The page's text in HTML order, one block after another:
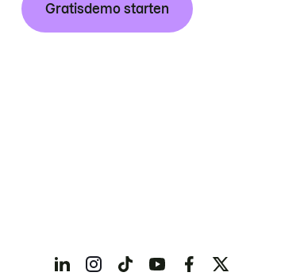
Gratisdemo starten